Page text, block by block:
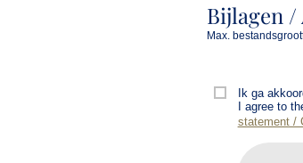
Bijlagen
Max.
Ik ga
I agree to
statement /